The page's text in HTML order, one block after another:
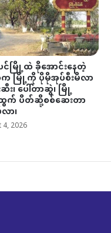
င်မြို့ထဲ ခိုအောင်းနေတဲ့
မြို့ကို ပိုမိုအုပ်စီးမိလာ
း၊ ပေါ်တာဆွဲ၊ မြို့
က် ပိတ်ဆို့စစ်ဆေးတာ
ာ၊
2026